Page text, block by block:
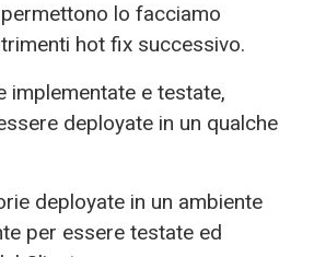
lo facciamo
hot fix successivo.
implementate e testate,
deployate in un qualche
deployate in un ambiente
per essere testate ed